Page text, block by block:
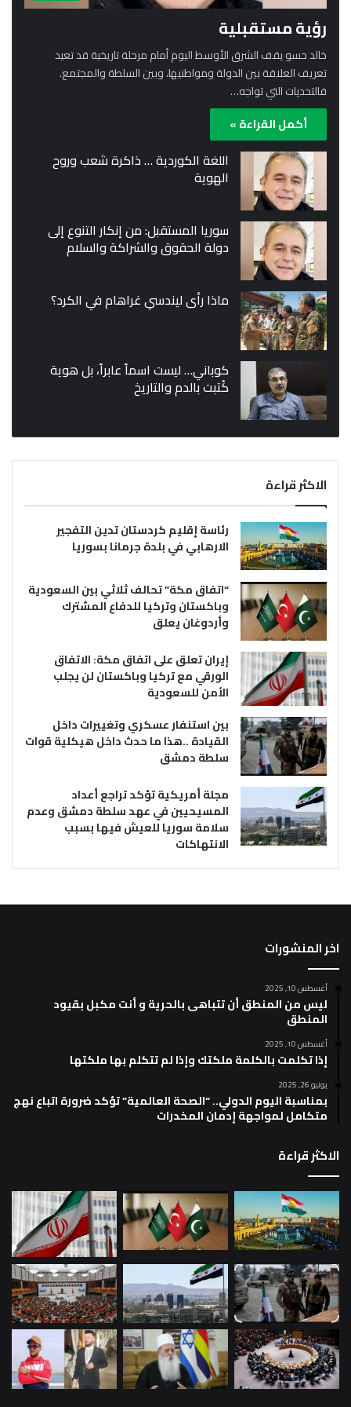
رؤية مستقبلية
خالد حسو يقف الشرق الأوسط اليوم أمام مرحلة تاريخية قد تعيد
تعريف العلاقة بين الدولة ومواطنيها، وبين السلطة والمجتمع.
فالتحديات التي تواجه…
أكمل القراءة »
اللغة الكوردية … ذاكرة شعب وروح
الهوية
سوريا المستقبل: من إنكار التنوع إلى
دولة الحقوق والشراكة والسلام
ماذا رأى ليندسي غراهام في الكرد؟
كوباني… ليست اسماً عابراً، بل هوية
كُتبت بالدم والتاريخ
الاكثر قراءة
رئاسة إقليم كردستان تدين التفجير
الارهابي في بلدة جرمانا بسوريا
“اتفاق مكة” تحالف ثلاثي بين السعودية
وباكستان وتركيا للدفاع المشترك
وأردوغان يعلق
إيران تعلق على اتفاق مكة: الاتفاق
الورقي مع تركيا وباكستان لن يجلب
الأمن للسعودية
بين استنفار عسكري وتغييرات داخل
القيادة ..هذا ما حدث داخل هيكلية قوات
سلطة دمشق
مجلة أمريكية تؤكد تراجع أعداد
المسيحيين في عهد سلطة دمشق وعدم
سلامة سوريا للعيش فيها بسبب
الانتهاكات
اخر المنشورات
أغسطس 10, 2025
ليس من المنطق أن تتباهى بالحرية و أنت مكبل بقيود
المنطق
أغسطس 10, 2025
إذا تكلمت بالكلمة ملكتك وإذا لم تتكلم بها ملكتها
يونيو 26, 2025
بمناسبة اليوم الدولي.. “الصحة العالمية” تؤكد ضرورة اتباع نهج
متكامل لمواجهة إدمان المخدرات
الاكثر قراءة